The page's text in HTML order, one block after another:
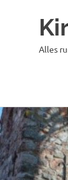
Zum
Inhalt
springen
Alles